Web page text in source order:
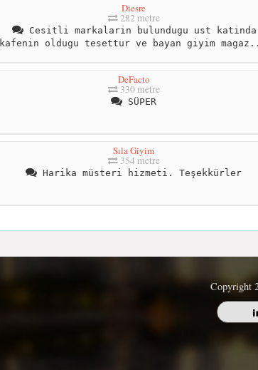
Diesre
282 metre
Cesitli markalarin bulundugu ust katinda
kafenin oldugu tesettur ve bayan giyim
DeFacto
330 metre
SÜPER
Sıla Giyim
354 metre
Harika müsteri hizmeti. Teşekkürler
Copyright